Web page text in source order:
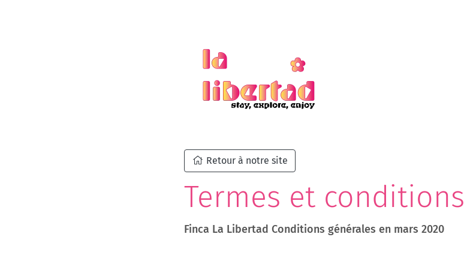
Retour à notre site
Termes et conditions
Finca La Libertad Conditions générales en mars 2020